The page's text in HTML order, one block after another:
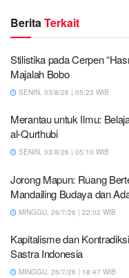
BeritaTerkait
Stilistika pada Cerpen
Majalah Bobo
SENIN, 03/8/26 | 05:23 WIB
Merantau untuk Ilmu:
al-Qurthubi
SENIN, 03/8/26 | 05:10 WIB
Jorong Mapun: Ruang
Mandailing Budaya dan
MINGGU, 26/7/26 | 22:02 WIB
Kapitalisme dan
Sastra Indonesia
MINGGU, 26/7/26 | 18:47 WIB